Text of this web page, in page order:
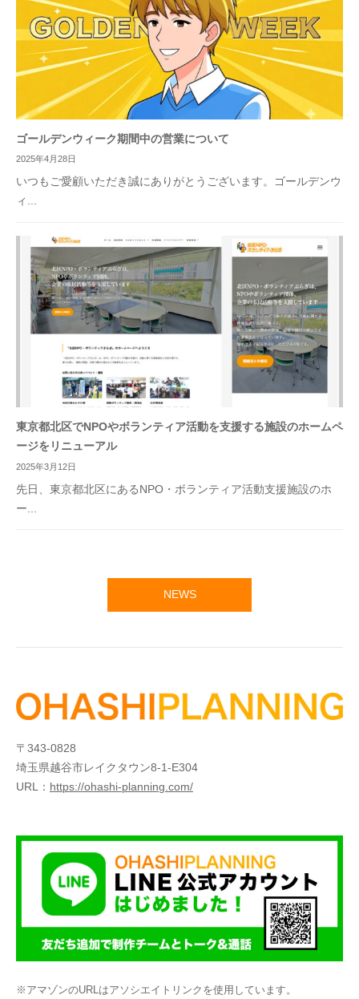
ゴールデンウィーク期間中の営業について
2025年4月28日
いつもご愛顧いただき誠にありがとうございます。ゴールデンウ
ィ...
東京都北区でNPOやボランティア活動を支援する施設のホームペ
ージをリニューアル
2025年3月12日
先日、東京都北区にあるNPO・ボランティア活動支援施設のホ
ー...
NEWS
〒343-0828
埼玉県越谷市レイクタウン8-1-E304
URL： https://ohashi-planning.com/
※アマゾンのURLはアソシエイトリンクを使用しています。